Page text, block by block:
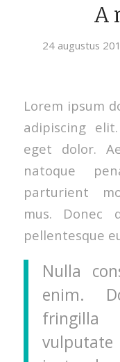
A
24 augustus
Lorem ipsum
adipiscing
eget dolor.
natoque
parturient
mus. Donec
pellentesque
Nulla
enim.
fringilla